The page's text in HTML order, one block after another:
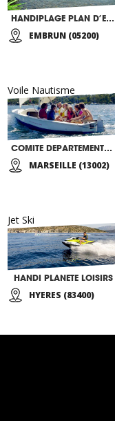
HANDIPLAGE PLAN D’EAU D’EMBRUN
EMBRUN (05200)
Voile Nautisme
COMITE DEPARTEMENTAL HANDISPORT DES BDR 13
MARSEILLE (13002)
Jet Ski
HANDI PLANETE LOISIRS
HYERES (83400)